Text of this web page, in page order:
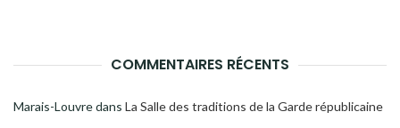
COMMENTAIRES RÉCENTS
Marais-Louvredans La Salle des traditions de la Garde républicaine